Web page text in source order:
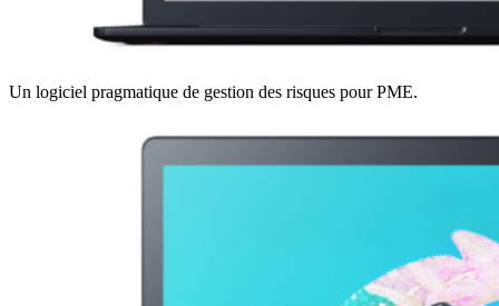
Un logiciel pragmatique de gestion des risques pour PME.